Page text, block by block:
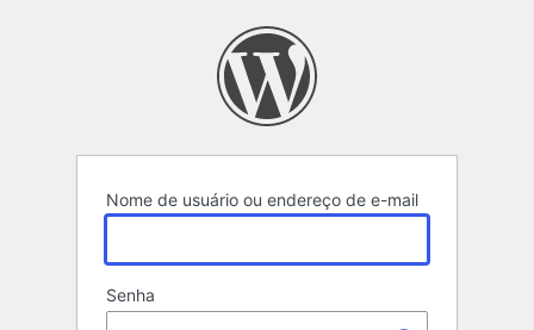
Nome de usuário ou endereço de e-mail
Senha